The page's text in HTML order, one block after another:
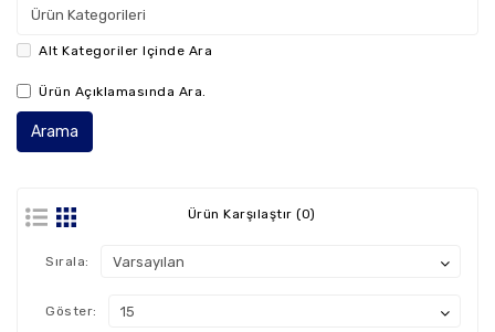
Oyun
Paspas
Jimnastik
Minderleri
Minderleri
Alt Kategoriler Içinde Ara
Ürün Açıklamasında Ara.
Ürün Karşılaştır (0)
Sırala:
Göster: